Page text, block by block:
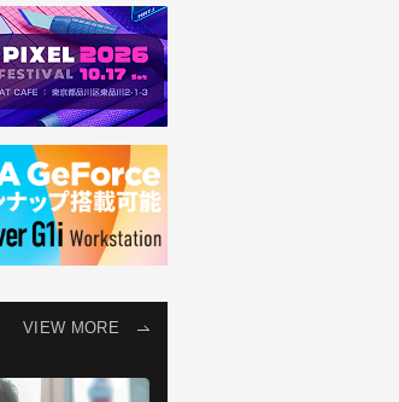
VIEW MORE